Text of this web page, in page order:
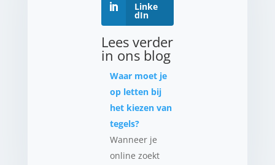
Linke
dIn
Lees verder
in ons blog
Waar moet je
op letten bij
het kiezen van
tegels?
Wanneer je
online zoekt